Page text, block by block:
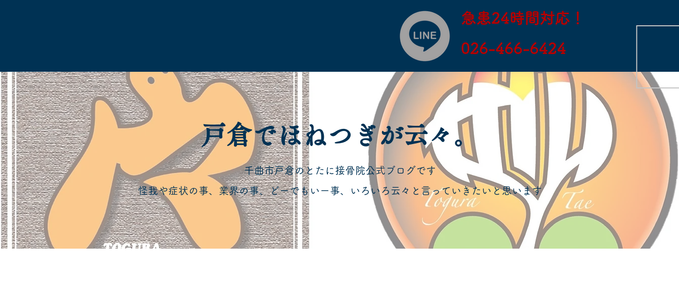
急患24時間対応！
​026-466-6424
​戸倉でほねつぎが云々。
千曲市戸倉のとたに接骨院公式ブログです
怪我や症状の事、業界の事、どーでもいー事、いろいろ云々と言っていきたいと思います